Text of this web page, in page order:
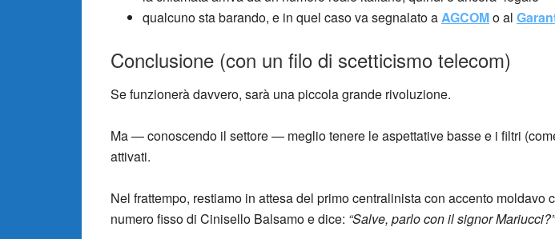
qualcuno sta barando, e in quel caso va segnalato aAGCOMo al
Conclusione (con un filo di scetticismo telecom)
Se funzionerà davvero, sarà una piccola grande rivoluzione.
Ma — conoscendo il settore — meglio tenere le aspettative basse e i filtri
attivati.
Nel frattempo, restiamo in attesa del primo centralinista con accento moldavo
numero fisso di Cinisello Balsamo e dice: “Salve, parlo con il signor Mariucci?”